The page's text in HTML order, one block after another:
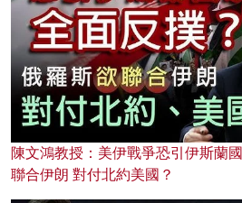
陳文鴻教授：美伊戰爭恐引伊斯蘭
聯合伊朗 對付北約美國？